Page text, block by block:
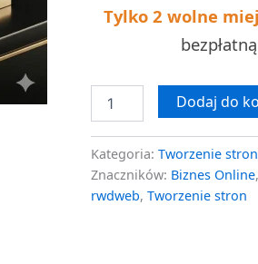
Tylko 2 wolne
Dodaj do
Kategoria: Tworzenie
Znaczników: Biznes Online,
rwdweb, Tworzenie stron